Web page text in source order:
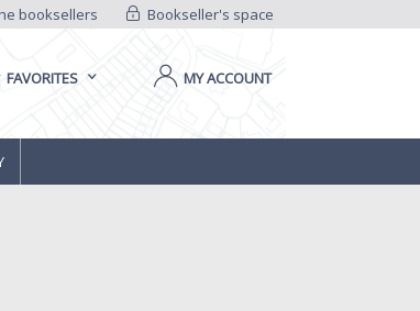
Bookseller's space
booksellers
FAVORITES MY ACCOUNT